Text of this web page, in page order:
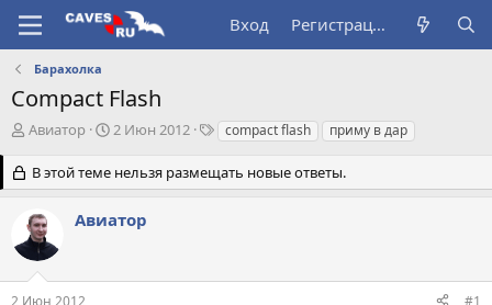
Вход Регистрация
Барахолка
Compact Flash
А
т
о
т
е
м
ы
Авиатор
Д
т
а
а
л
2 Июн 2012
Т
г
и
compact flash приму в дар
В этой теме нельзя размещать новые ответы.
Авиатор
2 Июн 2012 #1